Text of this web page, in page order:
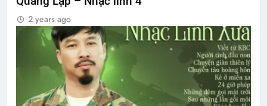
2 years ago